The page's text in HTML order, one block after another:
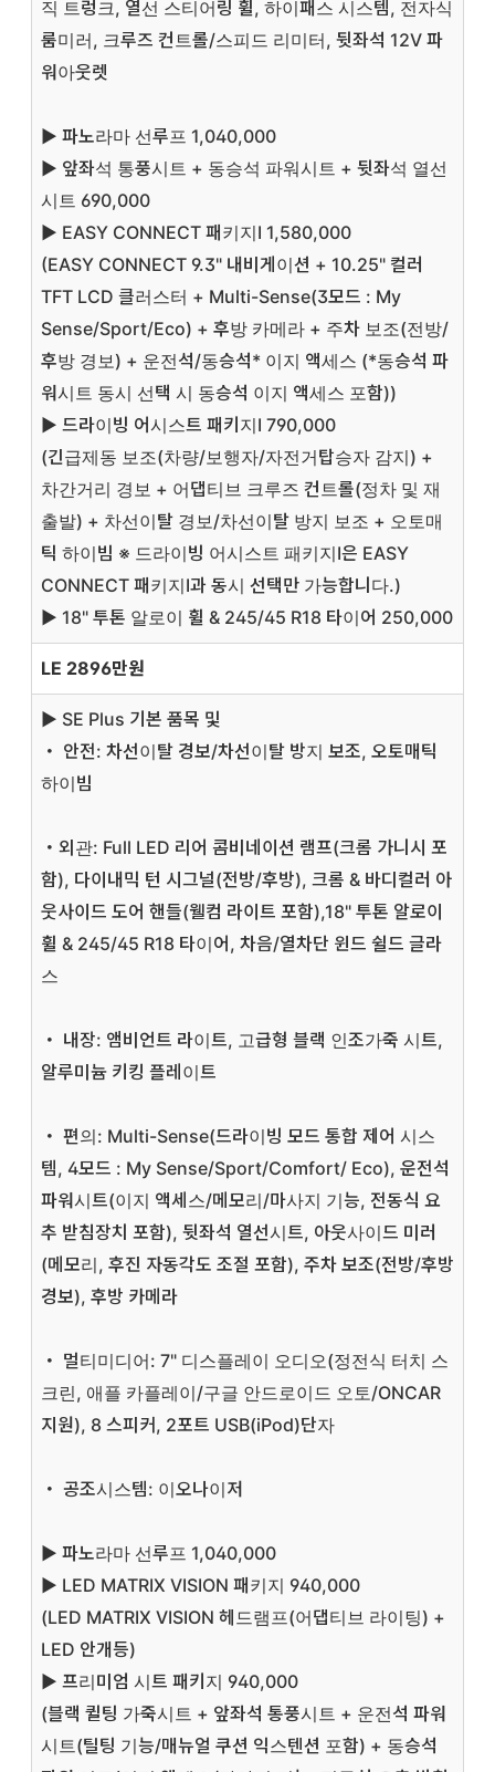
직 트렁크, 열선 스티어링 휠, 하이패스 시스템, 전자식
룸미러, 크루즈 컨트롤/스피드 리미터, 뒷좌석 12V 파
워아웃렛
▶ 파노라마 선루프 1,040,000
▶ 앞좌석 통풍시트 + 동승석 파워시트 + 뒷좌석 열선
시트 690,000
▶ EASY CONNECT 패키지Ⅰ 1,580,000
(EASY CONNECT 9.3" 내비게이션 + 10.25" 컬러
TFT LCD 클러스터 + Multi-Sense(3모드 : My
Sense/Sport/Eco) + 후방 카메라 + 주차 보조(전방/
후방 경보) + 운전석/동승석* 이지 액세스 (*동승석 파
워시트 동시 선택 시 동승석 이지 액세스 포함))
▶ 드라이빙 어시스트 패키지Ⅰ 790,000
(긴급제동 보조(차량/보행자/자전거탑승자 감지) +
차간거리 경보 + 어댑티브 크루즈 컨트롤(정차 및 재
출발) + 차선이탈 경보/차선이탈 방지 보조 + 오토매
틱 하이빔 ※ 드라이빙 어시스트 패키지Ⅰ은 EASY
CONNECT 패키지Ⅰ과 동시 선택만 가능합니다.)
▶ 18" 투톤 알로이 휠 & 245/45 R18 타이어 250,000
LE 2896만원
▶ SE Plus 기본 품목 및
・ 안전: 차선이탈 경보/차선이탈 방지 보조, 오토매틱
하이빔
・외관: Full LED 리어 콤비네이션 램프(크롬 가니시 포
함), 다이내믹 턴 시그널(전방/후방), 크롬 & 바디컬러 아
웃사이드 도어 핸들(웰컴 라이트 포함),18" 투톤 알로이
휠 & 245/45 R18 타이어, 차음/열차단 윈드 쉴드 글라
스
・ 내장: 앰비언트 라이트, 고급형 블랙 인조가죽 시트,
알루미늄 키킹 플레이트
・ 편의: Multi-Sense(드라이빙 모드 통합 제어 시스
템, 4모드 : My Sense/Sport/Comfort/ Eco), 운전석
파워시트(이지 액세스/메모리/마사지 기능, 전동식 요
추 받침장치 포함), 뒷좌석 열선시트, 아웃사이드 미러
(메모리, 후진 자동각도 조절 포함), 주차 보조(전방/후방
경보), 후방 카메라
・ 멀티미디어: 7" 디스플레이 오디오(정전식 터치 스
크린, 애플 카플레이/구글 안드로이드 오토/ONCAR
지원), 8 스피커, 2포트 USB(iPod)단자
・ 공조시스템: 이오나이저
▶ 파노라마 선루프 1,040,000
▶ LED MATRIX VISION 패키지 940,000
(LED MATRIX VISION 헤드램프(어댑티브 라이팅) +
LED 안개등)
▶ 프리미엄 시트 패키지 940,000
(블랙 퀼팅 가죽시트 + 앞좌석 통풍시트 + 운전석 파워
시트(틸팅 기능/매뉴얼 쿠션 익스텐션 포함) + 동승석